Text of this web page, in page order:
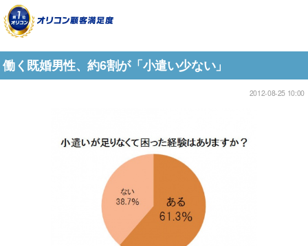
働く既婚男性、約6割が「小遣い少ない」
2012-08-25 10:00